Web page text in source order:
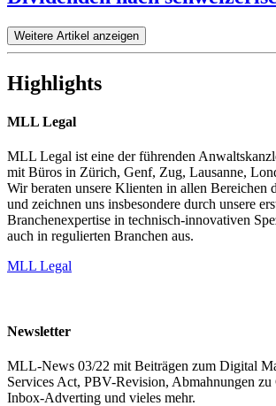
Weitere Artikel anzeigen
Highlights
MLL Legal
MLL Legal ist eine der führenden
mit Büros in Zürich, Genf, Zug, Lausanne,
Wir beraten unsere Klienten in allen Bereichen
und zeichnen uns insbesondere durch unsere
Branchenexpertise in technisch-innovativen
auch in regulierten Branchen aus.
MLL Legal
Newsletter
MLL-News 03/22 mit Beiträgen zum Digital
Services Act, PBV-Revision, Abmahnungen zu
Inbox-Adverting und vieles mehr.